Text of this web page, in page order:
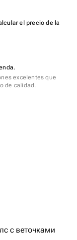
el precio de la
excelentes que
de calidad.
с веточками